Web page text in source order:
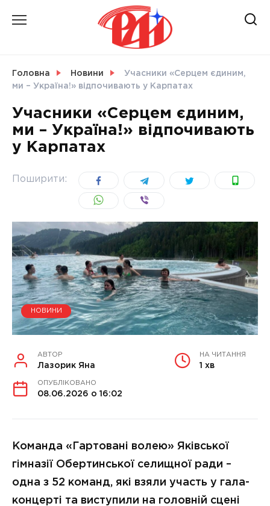
Головна Новини
Учасники «Серцем єдиним,
ми – Україна!» відпочивають у Карпатах
Учасники «Серцем єдиним,
ми – Україна!» відпочивають
у Карпатах
Поширити:
НОВИНИ
АВТОР
Лазорик Яна
НА ЧИТАННЯ
1 хв
ОПУБЛІКОВАНО
08.06.2026 о 16:02
Команда «Гартовані волею» Яківської
гімназії Обертинської селищної ради –
одна з 52 команд, які взяли участь у гала-
концерті та виступили на головній сцені